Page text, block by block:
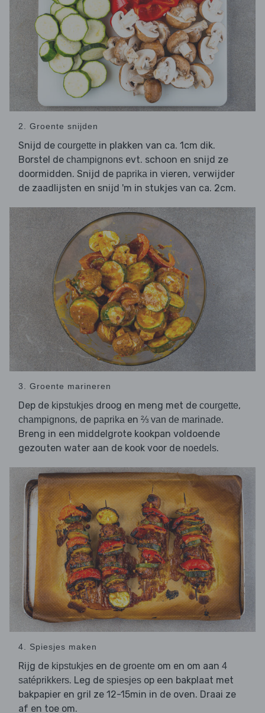
2. Groente snijden
Snijd de courgette in plakken van ca. 1cm dik.
Borstel de champignons evt. schoon en snijd ze
doormidden. Snijd de paprika in vieren, verwijder
de zaadlijsten en snijd 'm in stukjes van ca. 2cm.
3. Groente marineren
Dep de kipstukjes droog en meng met de courgette,
champignons, de paprika en ⅔ van de marinade.
Breng in een middelgrote kookpan voldoende
gezouten water aan de kook voor de noedels.
4. Spiesjes maken
Rijg de kipstukjes en de groente om en om aan 4
satéprikkers. Leg de spiesjes op een bakplaat met
bakpapier en gril ze 12-15min in de oven. Draai ze
af en toe om.